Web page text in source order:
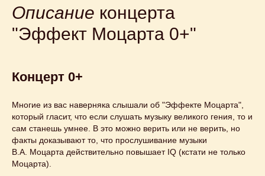
Описание концерта
"Эффект Моцарта 0+"
Концерт 0+
Многие из вас наверняка слышали об "Эффекте Моцарта",
который гласит, что если слушать музыку великого гения, то и
сам станешь умнее. В это можно верить или не верить, но
факты доказывают то, что прослушивание музыки
В.А. Моцарта действительно повышает IQ (кстати не только
Моцарта).